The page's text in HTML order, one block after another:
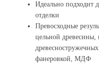
Идеально подходит
отделки
Превосходные
цельной древесины,
фанеровкой, МДФ